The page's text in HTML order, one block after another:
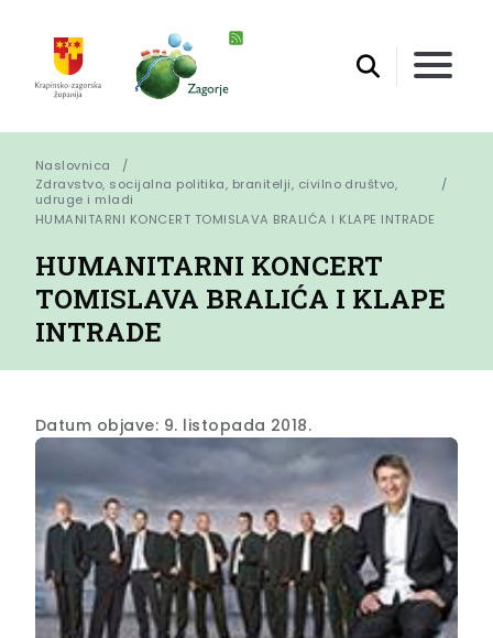
Naslovnica
Zdravstvo, socijalna politika, branitelji, civilno društvo,
udruge i mladi
HUMANITARNI KONCERT TOMISLAVA BRALIĆA I KLAPE INTRADE
HUMANITARNI KONCERT
TOMISLAVA BRALIĆA I KLAPE
INTRADE
Datum objave: 9. listopada 2018.